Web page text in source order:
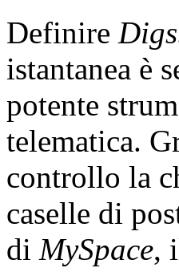
Definire
istantanea è
potente
telematica.
controllo la
caselle di
di MySpace,